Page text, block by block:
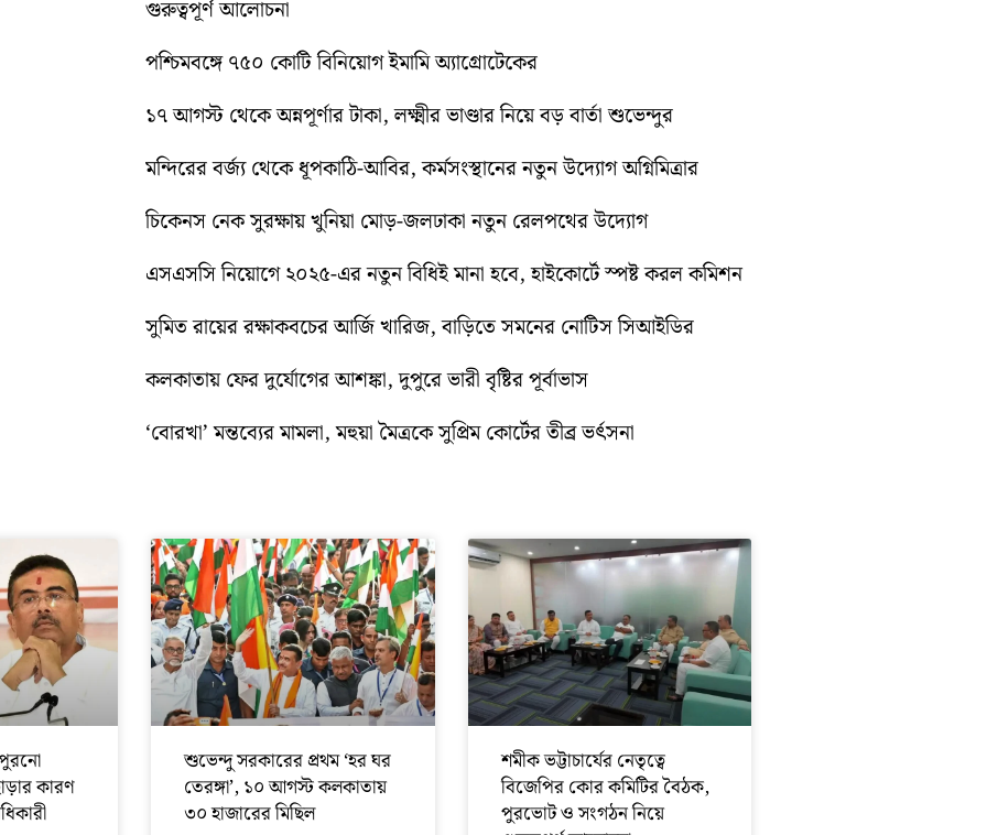
গুরুত্বপূর্ণ আলোচনা
পশ্চিমবঙ্গে ৭৫০ কোটি বিনিয়োগ ইমামি অ্যাগ্রোটেকের
১৭ আগস্ট থেকে অন্নপূর্ণার টাকা, লক্ষ্মীর ভাণ্ডার নিয়ে বড় বার্তা শুভেন্দুর
মন্দিরের বর্জ্য থেকে ধূপকাঠি-আবির, কর্মসংস্থানের নতুন উদ্যোগ অগ্নিমিত্রার
চিকেনস নেক সুরক্ষায় খুনিয়া মোড়-জলঢাকা নতুন রেলপথের উদ্যোগ
এসএসসি নিয়োগে ২০২৫-এর নতুন বিধিই মানা হবে, হাইকোর্টে স্পষ্ট করল কমিশন
সুমিত রায়ের রক্ষাকবচের আর্জি খারিজ, বাড়িতে সমনের নোটিস সিআইডির
কলকাতায় ফের দুর্যোগের আশঙ্কা, দুপুরে ভারী বৃষ্টির পূর্বাভাস
‘বোরখা’ মন্তব্যের মামলা, মহুয়া মৈত্রকে সুপ্রিম কোর্টের তীব্র ভর্ৎসনা
কারণ
শুভেন্দু সরকারের প্রথম ‘হর ঘর
তেরঙ্গা’, ১০ আগস্ট কলকাতায়
৩০ হাজারের মিছিল
শমীক ভট্টাচার্যের নেতৃত্বে
বিজেপির কোর কমিটির বৈঠক,
পুরভোট ও সংগঠন নিয়ে